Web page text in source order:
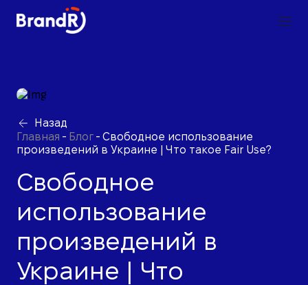
Назад
Главная - Блог - Свободное использование
произведений в Украине | Что такое Fair Use?
Свободное
использование
произведений в
Украине | Что